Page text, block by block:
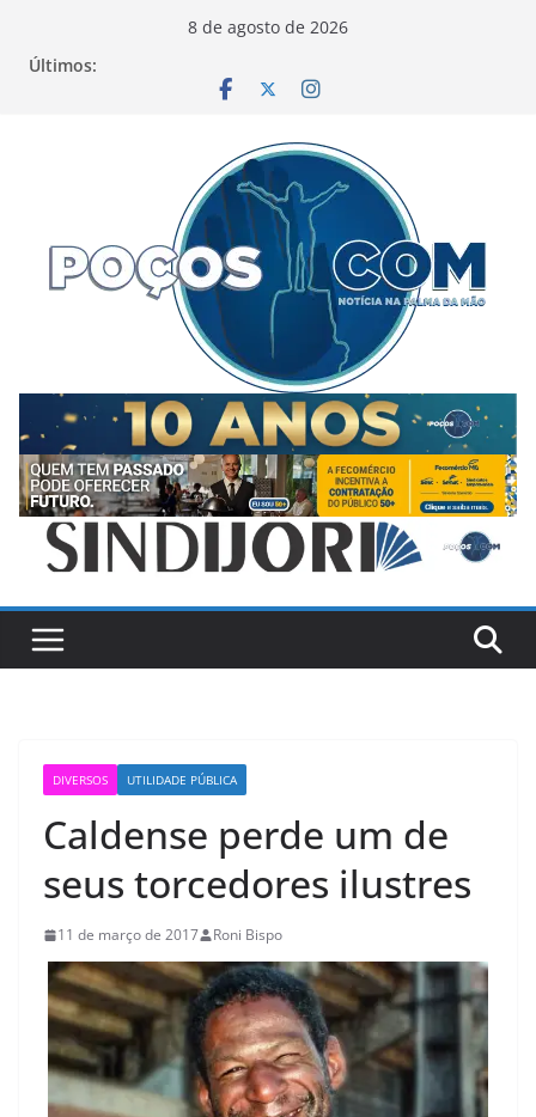
8 de agosto de 2026
Últimos:
DIVERSOS UTILIDADE PÚBLICA
Caldense perde um de
seus torcedores ilustres
11 de março de 2017 Roni Bispo